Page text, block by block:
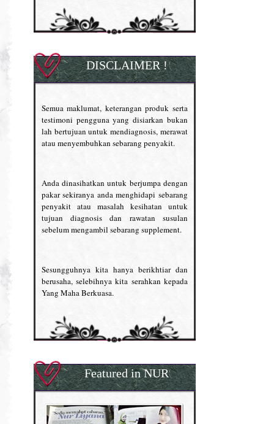
DISCLAIMER !
Semua maklumat, keterangan produk serta
testimoni pengguna yang disiarkan bukan
lah bertujuan untuk mendiagnosis, merawat
atau menyembuhkan sebarang penyakit.
Anda dinasihatkan untuk berjumpa dengan
pakar sekiranya anda menghidapi sebarang
penyakit atau masalah kesihatan untuk
tujuan diagnosis dan rawatan susulan
sebelum mengambil sebarang supplement.
Sesungguhnya kita hanya berikhtiar dan
berusaha, selebihnya kita serahkan kepada
Yang Maha Berkuasa.
Featured in NUR